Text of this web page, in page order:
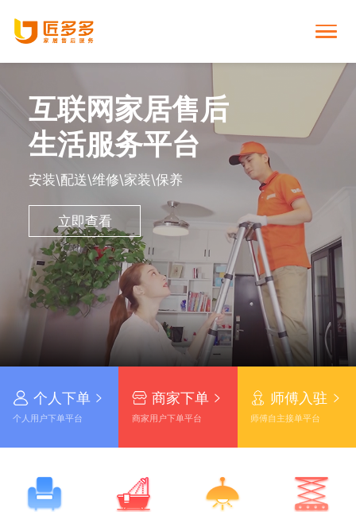
首页 
个人下单
商家下单
师傅入驻 
家居资讯 
互联网家居售后
生活服务平台
安装\配送\维修\家装\保养
立即查看
个人下单 
个人用户下单平台
商家下单 
商家用户下单平台
师傅入驻 
师傅自主接单平台